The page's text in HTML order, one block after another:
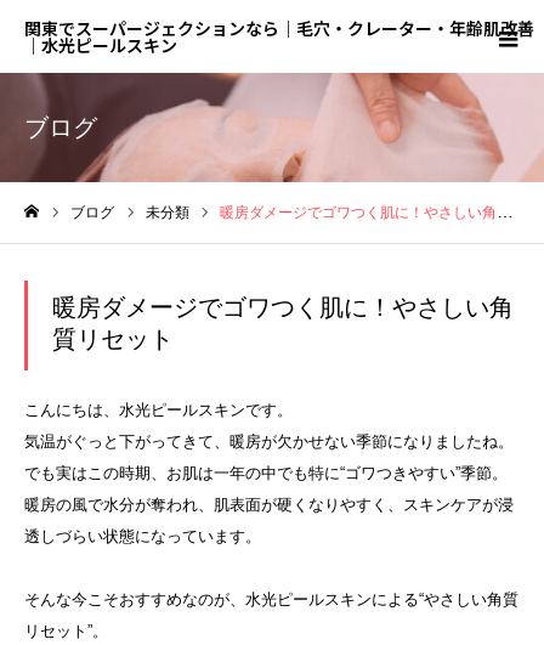
関東でスーパージェクションなら｜毛穴・クレーター・年齢肌改善
｜水光ピールスキン
ブログ
ブログ 未分類 暖房ダメージでゴワつく肌に！やさしい角質リセット
暖房ダメージでゴワつく肌に！やさしい角
質リセット
こんにちは、水光ピールスキンです。
気温がぐっと下がってきて、暖房が欠かせない季節になりましたね。
でも実はこの時期、お肌は一年の中でも特に“ゴワつきやすい”季節。
暖房の風で水分が奪われ、肌表面が硬くなりやすく、スキンケアが浸
透しづらい状態になっています。
そんな今こそおすすめなのが、水光ピールスキンによる“やさしい角質
リセット”。